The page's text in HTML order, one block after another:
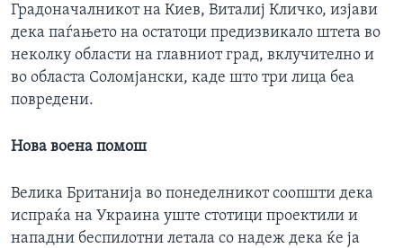
Градоначалникот на Киев, Виталиј Кличко, изјави
дека паѓањето на остатоци предизвикало штета во
неколку области на главниот град, вклучително и
во областа Соломјански, каде што три лица беа
повредени.
Нова воена помош
Велика Британија во понеделникот соопшти дека
испраќа на Украина уште стотици проектили и
нападни беспилотни летала со надеж дека ќе ја